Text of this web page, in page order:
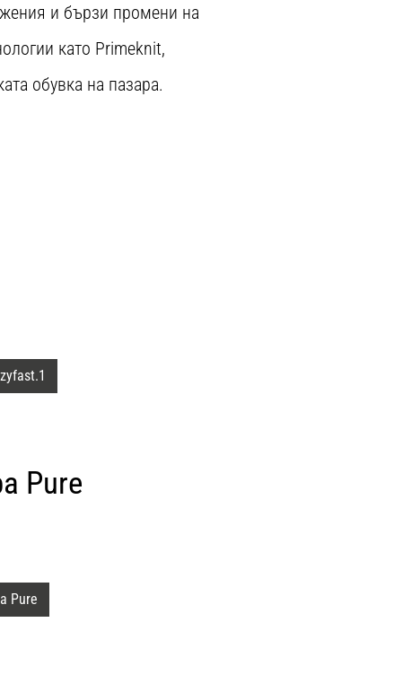
и бързи промени на
като Primeknit,
обувка на пазара.
Pure
Pure